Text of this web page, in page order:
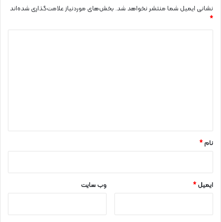
نشانی ایمیل شما منتشر نخواهد شد. بخش‌های موردنیاز علامت‌گذاری شده‌اند
*
نام*
ایمیل* وب‌ سایت